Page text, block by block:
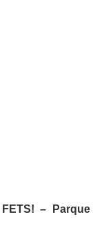
– Parque